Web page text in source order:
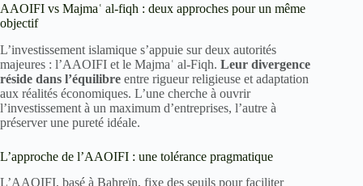
AAOIFI vs Majmaʿ al-fiqh : deux approches pour un même
objectif
L’investissement islamique s’appuie sur deux autorités
majeures : l’AAOIFI et le Majmaʿ al-Fiqh. Leur divergence
réside dans l’équilibre entre rigueur religieuse et adaptation
aux réalités économiques. L’une cherche à ouvrir
l’investissement à un maximum d’entreprises, l’autre à
préserver une pureté idéale.
L’approche de l’AAOIFI : une tolérance pragmatique
L’AAOIFI, basé à Bahreïn, fixe des seuils pour faciliter